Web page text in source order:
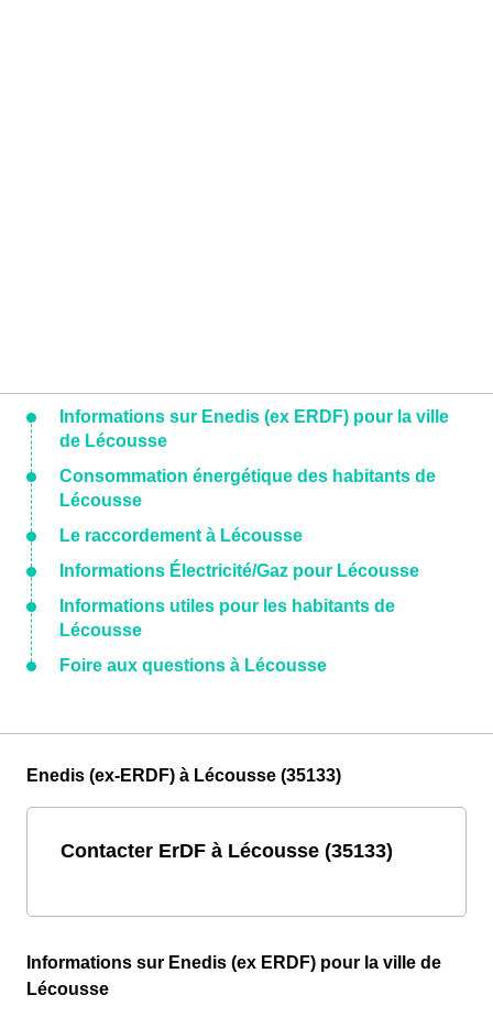
Informations sur Enedis (ex ERDF) pour la ville
de Lécousse
Consommation énergétique des habitants de
Lécousse
Le raccordement à Lécousse
Informations Électricité/Gaz pour Lécousse
Informations utiles pour les habitants de
Lécousse
Foire aux questions à Lécousse
Enedis (ex-ERDF) à Lécousse (35133)
Contacter ErDF à Lécousse (35133)
Informations sur Enedis (ex ERDF) pour la ville de
Lécousse